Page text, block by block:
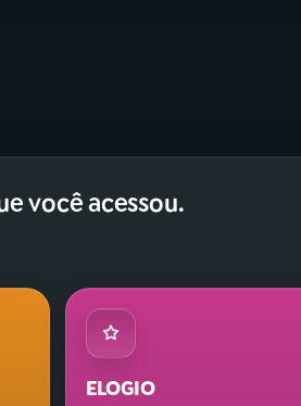
você acessou.
ELOGIO